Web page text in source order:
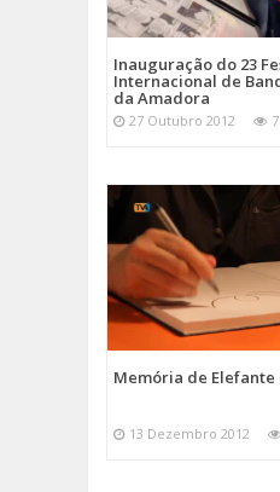
Inauguração do 23
Internacional de
da Amadora
27 Outubro 2012
Memória de Elefante
13 Dezembro 2012